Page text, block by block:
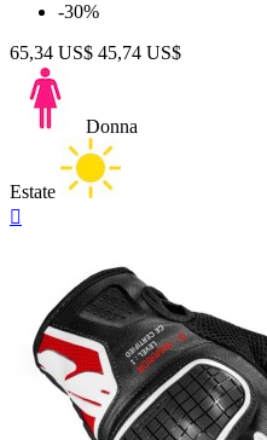
-30%
65,34 US$ 45,74 US$
Donna
Estate
